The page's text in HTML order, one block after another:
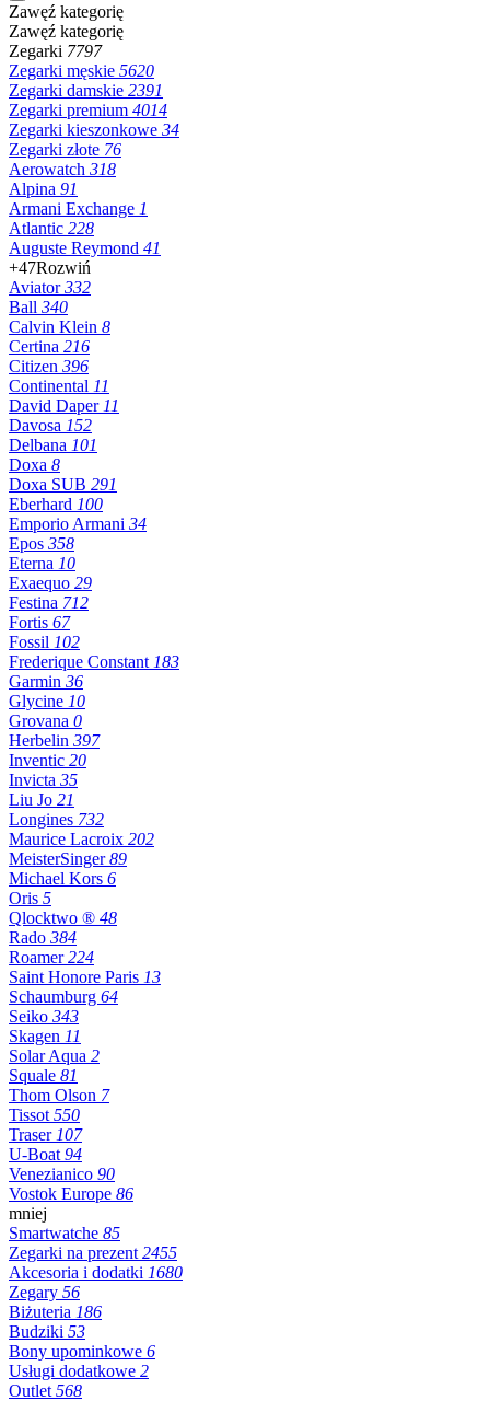
Zawęź kategorię
Zawęź kategorię
Zegarki 7797
Zegarki męskie 5620
Zegarki damskie 2391
Zegarki premium 4014
Zegarki kieszonkowe 34
Zegarki złote 76
Aerowatch 318
Alpina 91
Armani Exchange 1
Atlantic 228
Auguste Reymond 41
+47Rozwiń
Aviator332
Ball 340
Calvin Klein 8
Certina 216
Citizen 396
Continental 11
David Daper 11
Davosa 152
Delbana 101
Doxa 8
Doxa SUB 291
Eberhard 100
Emporio Armani 34
Epos 358
Eterna 10
Exaequo 29
Festina 712
Fortis 67
Fossil 102
Frederique Constant 183
Garmin 36
Glycine 10
Grovana 0
Herbelin 397
Inventic 20
Invicta 35
Liu Jo 21
Longines 732
Maurice Lacroix 202
MeisterSinger89
Michael Kors 6
Oris 5
Qlocktwo ® 48
Rado 384
Roamer224
Saint Honore Paris 13
Schaumburg 64
Seiko 343
Skagen 11
Solar Aqua 2
Squale 81
Thom Olson 7
Tissot 550
Traser 107
U-Boat 94
Venezianico 90
Vostok Europe 86
mniej
Smartwatche 85
Zegarki na prezent 2455
Akcesoria i dodatki 1680
Zegary 56
Biżuteria 186
Budziki 53
Bony upominkowe 6
Usługi dodatkowe 2
Outlet 568